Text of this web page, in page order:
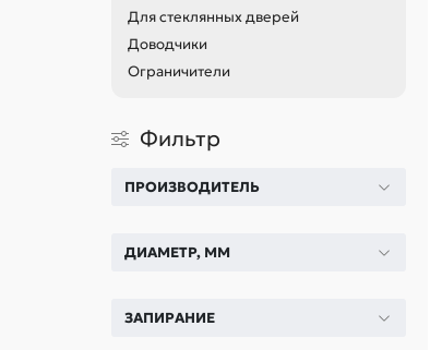
Для стеклянных дверей
Доводчики
Ограничители
Фильтр
ПРОИЗВОДИТЕЛЬ
ДИАМЕТР, ММ
ЗАПИРАНИЕ